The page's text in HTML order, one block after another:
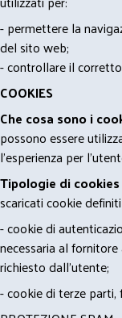
- permettere la
del sito web;
- controllare il
COOKIES
Che cosa sono i
possono essere
l'esperienza per
Tipologie di cookies
scaricati cookie
- cookie di
necessaria al
richiesto dall'utente;
- cookie di terze parti,